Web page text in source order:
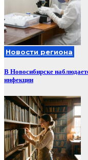
Новости региона
В Новосибирске
инфекции